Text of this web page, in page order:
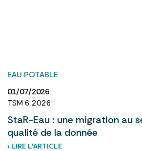
EAU POTABLE
01/07/2026
TSM 6 2026
StaR-Eau : une migration au
qualité de la donnée
› LIRE L’ARTICLE